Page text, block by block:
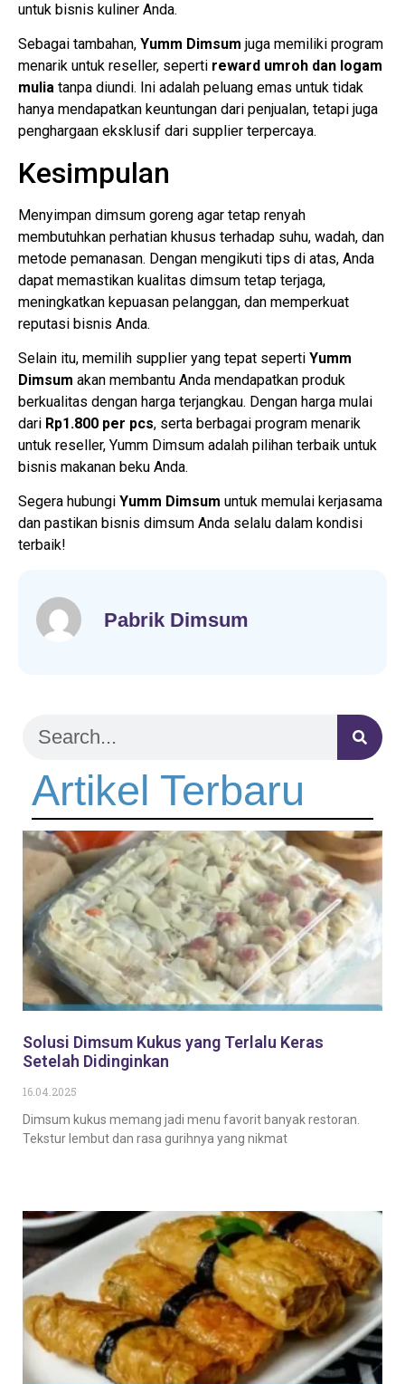
untuk bisnis kuliner Anda.
Sebagai tambahan, Yumm Dimsum juga memiliki program
menarik untuk reseller, seperti reward umroh dan logam
mulia tanpa diundi. Ini adalah peluang emas untuk tidak
hanya mendapatkan keuntungan dari penjualan, tetapi juga
penghargaan eksklusif dari supplier terpercaya.
Kesimpulan
Menyimpan dimsum goreng agar tetap renyah
membutuhkan perhatian khusus terhadap suhu, wadah, dan
metode pemanasan. Dengan mengikuti tips di atas, Anda
dapat memastikan kualitas dimsum tetap terjaga,
meningkatkan kepuasan pelanggan, dan memperkuat
reputasi bisnis Anda.
Selain itu, memilih supplier yang tepat seperti Yumm
Dimsum akan membantu Anda mendapatkan produk
berkualitas dengan harga terjangkau. Dengan harga mulai
dari Rp1.800 per pcs, serta berbagai program menarik
untuk reseller, Yumm Dimsum adalah pilihan terbaik untuk
bisnis makanan beku Anda.
Segera hubungi Yumm Dimsum untuk memulai kerjasama
dan pastikan bisnis dimsum Anda selalu dalam kondisi
terbaik!
Pabrik Dimsum
Artikel Terbaru
Solusi Dimsum Kukus yang Terlalu Keras
Setelah Didinginkan
16.04.2025
Dimsum kukus memang jadi menu favorit banyak restoran.
Tekstur lembut dan rasa gurihnya yang nikmat